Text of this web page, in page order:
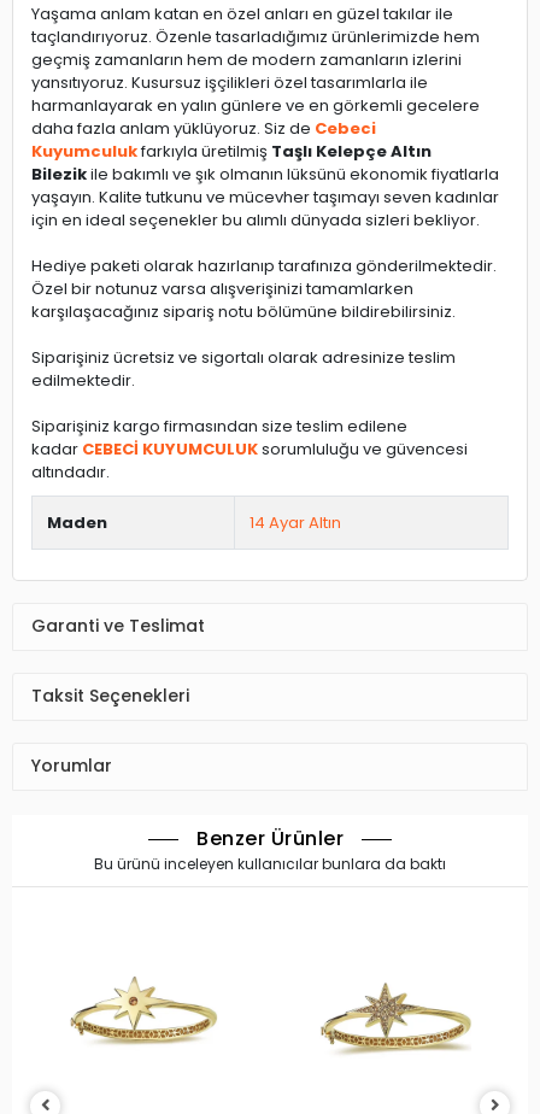
Yaşama anlam katan en özel anları en güzel takılar ile
taçlandırıyoruz. Özenle tasarladığımız ürünlerimizde hem
geçmiş zamanların hem de modern zamanların izlerini
yansıtıyoruz. Kusursuz işçilikleri özel tasarımlarla ile
harmanlayarak en yalın günlere ve en görkemli gecelere
daha fazla anlam yüklüyoruz. Siz de Cebeci
Kuyumculukfarkıyla üretilmiş Taşlı Kelepçe Altın
Bilezikile bakımlı ve şık olmanın lüksünü ekonomik fiyatlarla
yaşayın. Kalite tutkunu ve mücevher taşımayı seven kadınlar
için en ideal seçenekler bu alımlı dünyada sizleri bekliyor.
Hediye paketi olarak hazırlanıp tarafınıza gönderilmektedir.
Özel bir notunuz varsa alışverişinizi tamamlarken
karşılaşacağınız sipariş notu bölümüne bildirebilirsiniz.
Siparişiniz ücretsiz ve sigortalı olarak adresinize teslim
edilmektedir.
Siparişiniz kargo firmasından size teslim edilene
kadar CEBECİ KUYUMCULUKsorumluluğu ve güvencesi
altındadır.
Maden 14 Ayar Altın
Garanti ve Teslimat
Taksit Seçenekleri
Yorumlar
Benzer Ürünler
Bu ürünü inceleyen kullanıcılar bunlara da baktı